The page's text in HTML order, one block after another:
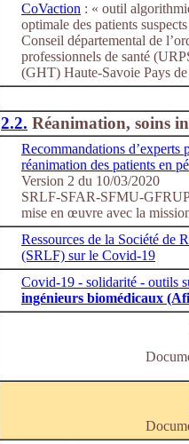
CoVaction : « outil
optimale des patients
Conseil départemental de
professionnels de santé
(GHT) Haute-Savoie Pays
2.2. Réanimation, soins
Recommandations d’experts
réanimation des patients en
Version 2 du 10/03/2020
SRLF-SFAR-SFMU-
mise en œuvre avec la
Ressources de la Société de
(SRLF) sur le Covid-19
Covid-19 - solidarité - outils
ingénieurs biomédicaux